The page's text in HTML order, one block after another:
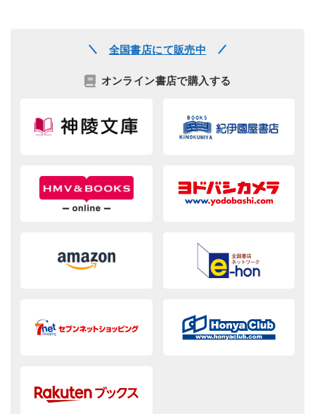
全国書店にて販売中
オンライン書店で購入する